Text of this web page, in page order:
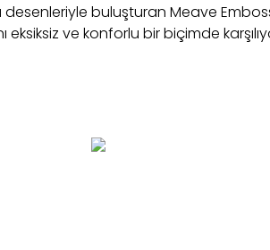
desenleriyle buluşturan Meave
eksiksiz ve konforlu bir biçimde